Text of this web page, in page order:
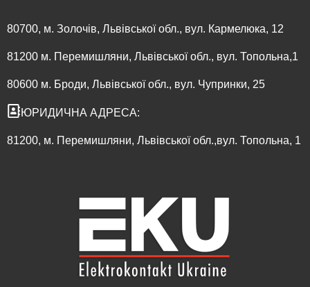
80700, м. Золочів, Львівської обл., вул. Кармелюка, 12
81200 м. Перемишляни, Львівської обл., вул. Топольна,1
80600 м. Броди, Львівської обл., вул. Чупринки, 25
ЮРИДИЧНА АДРЕСА:
81200, м. Перемишляни, Львівської обл.,вул. Топольна, 1